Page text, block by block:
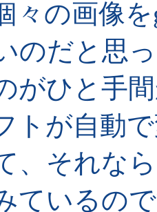
々の画像
のだと思
がひと手
トが自動
、それな
ているの